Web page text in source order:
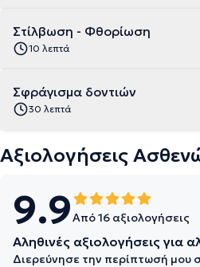
Στίλβωση - Φθορίωση
10 λεπτά
Σφράγισμα δοντιών
30 λεπτά
Αξιολογήσεις
9.9Από 16 αξιολογήσεις
Αληθινές αξιολογήσεις για
Διερεύνησε την περίπτωσή μου